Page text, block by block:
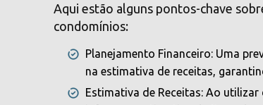
Aqui estão alguns pontos-chave
condomínios:
Planejamento Financeiro: Uma
na estimativa de receitas,
Estimativa de Receitas: Ao